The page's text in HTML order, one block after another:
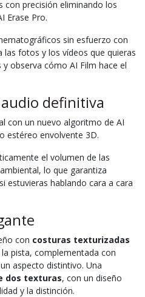
con precisión eliminando los
Erase Pro.
sin esfuerzo con
las fotos y los vídeos que quieras
observa cómo AI Film hace el
definitiva
con un nuevo algoritmo de AI
estéreo envolvente 3D.
el volumen de las
lo que garantiza
estuvieras hablando cara a cara
con costuras texturizadas
pista, complementada con
aspecto distintivo. Una
dos texturas, con un diseño
y la distinción.